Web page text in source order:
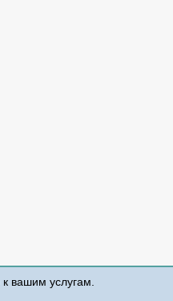
вашим услугам.